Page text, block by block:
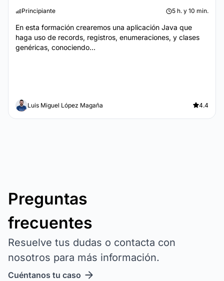
Principiante 5 h. y 10 min.
En esta formación crearemos una aplicación Java que
haga uso de records, registros, enumeraciones, y clases
genéricas, conociendo...
Luis Miguel López Magaña 4.4
Preguntas
frecuentes
Resuelve tus dudas o contacta con
nosotros para más información.
Cuéntanos tu caso